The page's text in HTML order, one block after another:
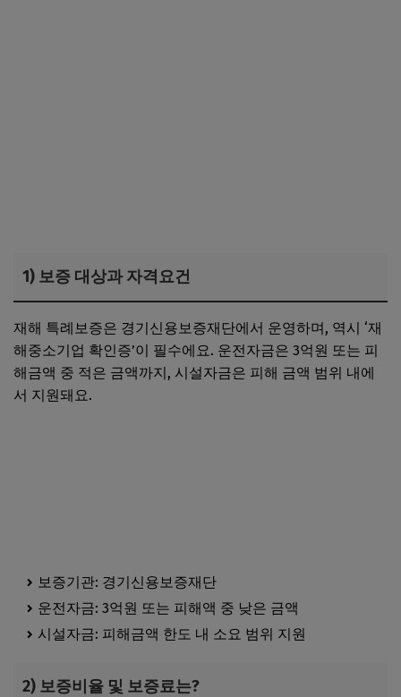
1) 보증 대상과 자격요건
재해 특례보증은 경기신용보증재단에서 운영하며, 역시 ‘재
해중소기업 확인증’이 필수에요. 운전자금은 3억원 또는 피
해금액 중 적은 금액까지, 시설자금은 피해 금액 범위 내에
서 지원돼요.
보증기관: 경기신용보증재단
운전자금: 3억원 또는 피해액 중 낮은 금액
시설자금: 피해금액 한도 내 소요 범위 지원
2) 보증비율 및 보증료는?